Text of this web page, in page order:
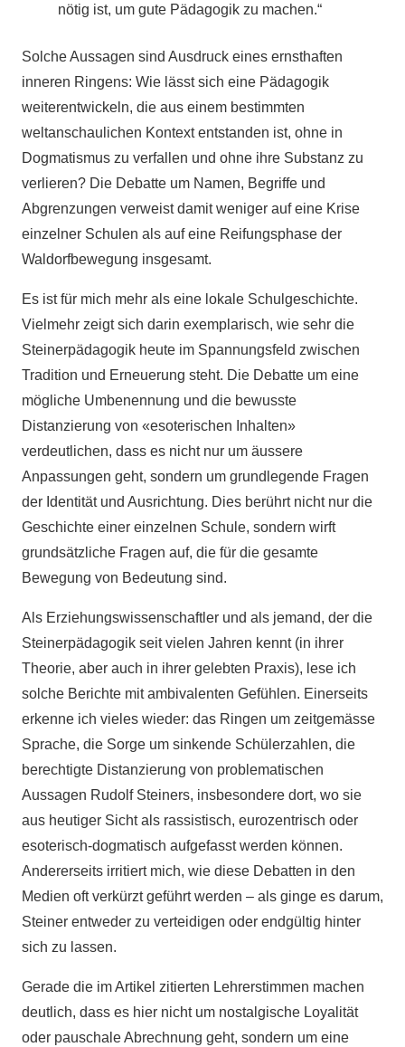
nötig ist, um gute Pädagogik zu machen.“
Solche Aussagen sind Ausdruck eines ernsthaften
inneren Ringens: Wie lässt sich eine Pädagogik
weiterentwickeln, die aus einem bestimmten
weltanschaulichen Kontext entstanden ist, ohne in
Dogmatismus zu verfallen und ohne ihre Substanz zu
verlieren? Die Debatte um Namen, Begriffe und
Abgrenzungen verweist damit weniger auf eine Krise
einzelner Schulen als auf eine Reifungsphase der
Waldorfbewegung insgesamt.
Es ist für mich mehr als eine lokale Schulgeschichte.
Vielmehr zeigt sich darin exemplarisch, wie sehr die
Steinerpädagogik heute im Spannungsfeld zwischen
Tradition und Erneuerung steht. Die Debatte um eine
mögliche Umbenennung und die bewusste
Distanzierung von «esoterischen Inhalten»
verdeutlichen, dass es nicht nur um äussere
Anpassungen geht, sondern um grundlegende Fragen
der Identität und Ausrichtung. Dies berührt nicht nur die
Geschichte einer einzelnen Schule, sondern wirft
grundsätzliche Fragen auf, die für die gesamte
Bewegung von Bedeutung sind.
Als Erziehungswissenschaftler und als jemand, der die
Steinerpädagogik seit vielen Jahren kennt (in ihrer
Theorie, aber auch in ihrer gelebten Praxis), lese ich
solche Berichte mit ambivalenten Gefühlen. Einerseits
erkenne ich vieles wieder: das Ringen um zeitgemässe
Sprache, die Sorge um sinkende Schülerzahlen, die
berechtigte Distanzierung von problematischen
Aussagen Rudolf Steiners, insbesondere dort, wo sie
aus heutiger Sicht als rassistisch, eurozentrisch oder
esoterisch-dogmatisch aufgefasst werden können.
Andererseits irritiert mich, wie diese Debatten in den
Medien oft verkürzt geführt werden – als ginge es darum,
Steiner entweder zu verteidigen oder endgültig hinter
sich zu lassen.
Gerade die im Artikel zitierten Lehrerstimmen machen
deutlich, dass es hier nicht um nostalgische Loyalität
oder pauschale Abrechnung geht, sondern um eine